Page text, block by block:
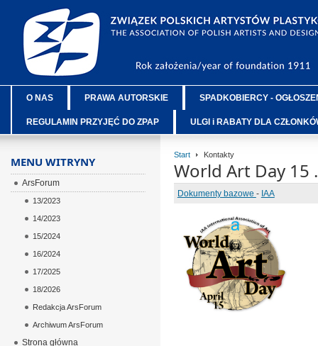
O NAS PRAWA AUTORSKIE SPADKOBIERCY -
REGULAMIN PRZYJĘĆ DO ZPAP ULGI i RABATY DLA
Start Kontakty
World Art Day 15
Dokumenty bazowe - IAA
MENU WITRYNY
ArsForum
13/2023
14/2023
15/2024
16/2024
17/2025
18/2026
Redakcja ArsForum
Archiwum ArsForum
Strona główna